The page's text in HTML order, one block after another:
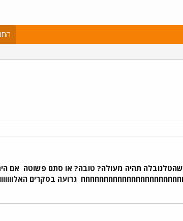
תהיה מעולה? טובה? או סתם פשוטה אם
גרועה בסקרים